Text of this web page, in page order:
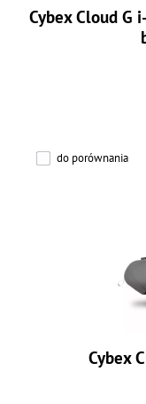
Cybex Cloud G
do porównania
Cybex